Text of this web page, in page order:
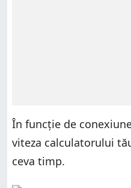
În funcție de
viteza calculatorului
ceva timp.